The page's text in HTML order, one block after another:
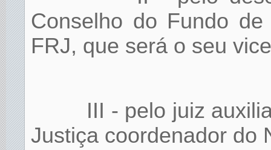
Conselho do Fundo
FRJ, que será o seu
III - pelo juiz
Justiça coordenador do